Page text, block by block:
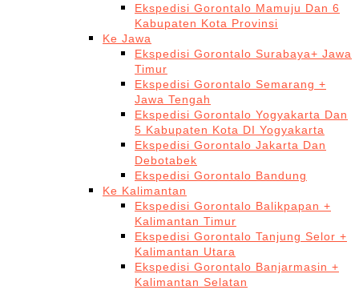
Ekspedisi Gorontalo Mamuju Dan 6
Kabupaten Kota Provinsi
Ke Jawa
Ekspedisi Gorontalo Surabaya+ Jawa
Timur
Ekspedisi Gorontalo Semarang +
Jawa Tengah
Ekspedisi Gorontalo Yogyakarta Dan
5 Kabupaten Kota DI Yogyakarta
Ekspedisi Gorontalo Jakarta Dan
Debotabek
Ekspedisi Gorontalo Bandung
Ke Kalimantan
Ekspedisi Gorontalo Balikpapan +
Kalimantan Timur
Ekspedisi Gorontalo Tanjung Selor +
Kalimantan Utara
Ekspedisi Gorontalo Banjarmasin +
Kalimantan Selatan